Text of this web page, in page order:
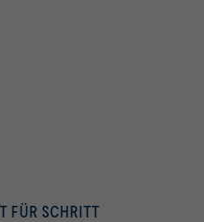
FÜR SCHRITT